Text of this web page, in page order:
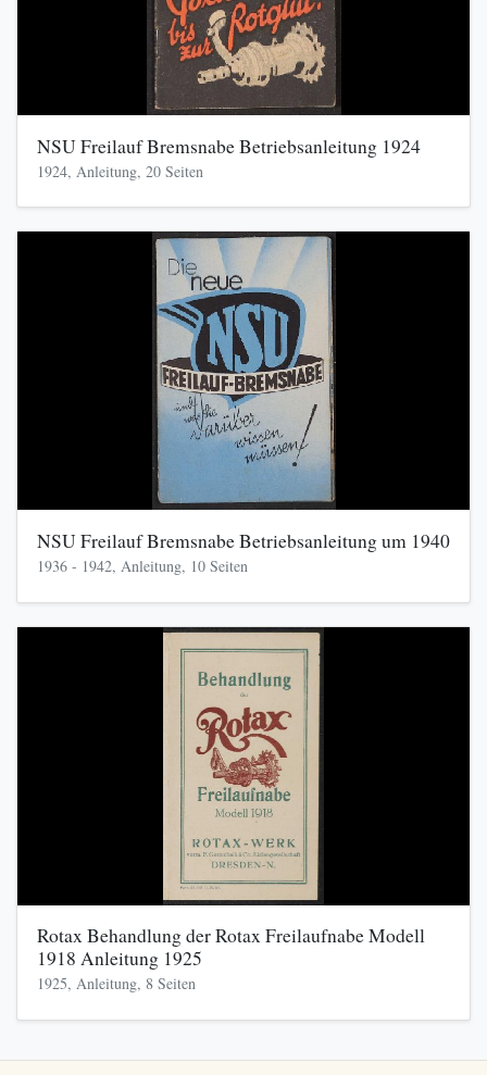
NSU Freilauf Bremsnabe Betriebsanleitung 1924
1924, Anleitung, 20 Seiten
NSU Freilauf Bremsnabe Betriebsanleitung um 1940
1936 - 1942, Anleitung, 10 Seiten
Rotax Behandlung der Rotax Freilaufnabe Modell
1918 Anleitung 1925
1925, Anleitung, 8 Seiten